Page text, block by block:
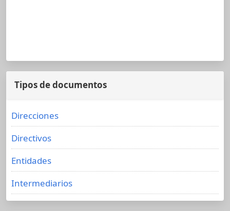
Tipos de documentos
Direcciones
Directivos
Entidades
Intermediarios